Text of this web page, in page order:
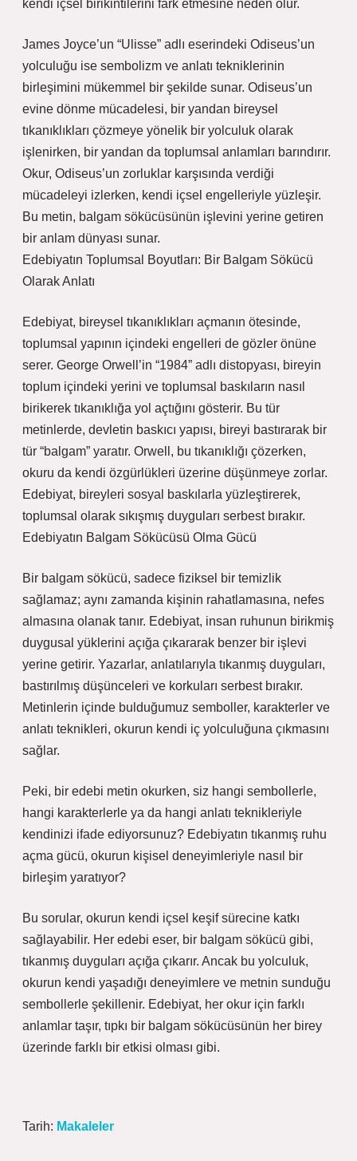
kendi içsel birikintilerini fark etmesine neden olur.
James Joyce’un “Ulisse” adlı eserindeki Odiseus’un
yolculuğu ise sembolizm ve anlatı tekniklerinin
birleşimini mükemmel bir şekilde sunar. Odiseus’un
evine dönme mücadelesi, bir yandan bireysel
tıkanıklıkları çözmeye yönelik bir yolculuk olarak
işlenirken, bir yandan da toplumsal anlamları barındırır.
Okur, Odiseus’un zorluklar karşısında verdiği
mücadeleyi izlerken, kendi içsel engelleriyle yüzleşir.
Bu metin, balgam sökücüsünün işlevini yerine getiren
bir anlam dünyası sunar.
Edebiyatın Toplumsal Boyutları: Bir Balgam Sökücü
Olarak Anlatı
Edebiyat, bireysel tıkanıklıkları açmanın ötesinde,
toplumsal yapının içindeki engelleri de gözler önüne
serer. George Orwell’in “1984” adlı distopyası, bireyin
toplum içindeki yerini ve toplumsal baskıların nasıl
birikerek tıkanıklığa yol açtığını gösterir. Bu tür
metinlerde, devletin baskıcı yapısı, bireyi bastırarak bir
tür “balgam” yaratır. Orwell, bu tıkanıklığı çözerken,
okuru da kendi özgürlükleri üzerine düşünmeye zorlar.
Edebiyat, bireyleri sosyal baskılarla yüzleştirerek,
toplumsal olarak sıkışmış duyguları serbest bırakır.
Edebiyatın Balgam Sökücüsü Olma Gücü
Bir balgam sökücü, sadece fiziksel bir temizlik
sağlamaz; aynı zamanda kişinin rahatlamasına, nefes
almasına olanak tanır. Edebiyat, insan ruhunun birikmiş
duygusal yüklerini açığa çıkararak benzer bir işlevi
yerine getirir. Yazarlar, anlatılarıyla tıkanmış duyguları,
bastırılmış düşünceleri ve korkuları serbest bırakır.
Metinlerin içinde bulduğumuz semboller, karakterler ve
anlatı teknikleri, okurun kendi iç yolculuğuna çıkmasını
sağlar.
Peki, bir edebi metin okurken, siz hangi sembollerle,
hangi karakterlerle ya da hangi anlatı teknikleriyle
kendinizi ifade ediyorsunuz? Edebiyatın tıkanmış ruhu
açma gücü, okurun kişisel deneyimleriyle nasıl bir
birleşim yaratıyor?
Bu sorular, okurun kendi içsel keşif sürecine katkı
sağlayabilir. Her edebi eser, bir balgam sökücü gibi,
tıkanmış duyguları açığa çıkarır. Ancak bu yolculuk,
okurun kendi yaşadığı deneyimlere ve metnin sunduğu
sembollerle şekillenir. Edebiyat, her okur için farklı
anlamlar taşır, tıpkı bir balgam sökücüsünün her birey
üzerinde farklı bir etkisi olması gibi.
Tarih: Makaleler